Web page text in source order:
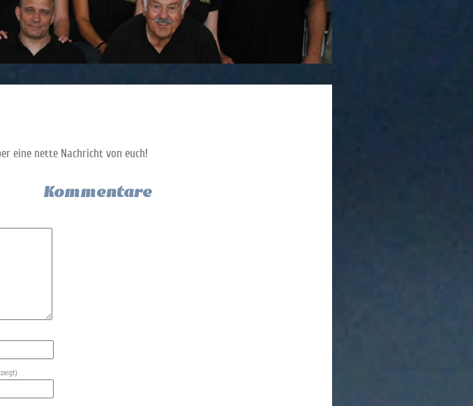
eine nette Nachricht von euch!
Kommentare